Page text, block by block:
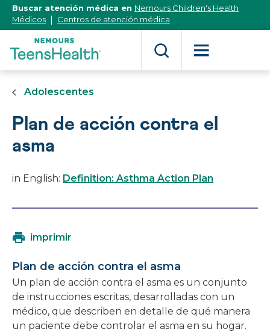
[Skip
Content]
Buscar atención médica en Nemours Children's Health
Médicos
Centros de atención médica
Adolescentes
Plan de acción contra el
asma
in English: Definition: Asthma Action Plan
imprimir
Plan de acción contra el asma
Un plan de acción contra el asma es un conjunto
de instrucciones escritas, desarrolladas con un
médico, que describen en detalle de qué manera
un paciente debe controlar el asma en su hogar.